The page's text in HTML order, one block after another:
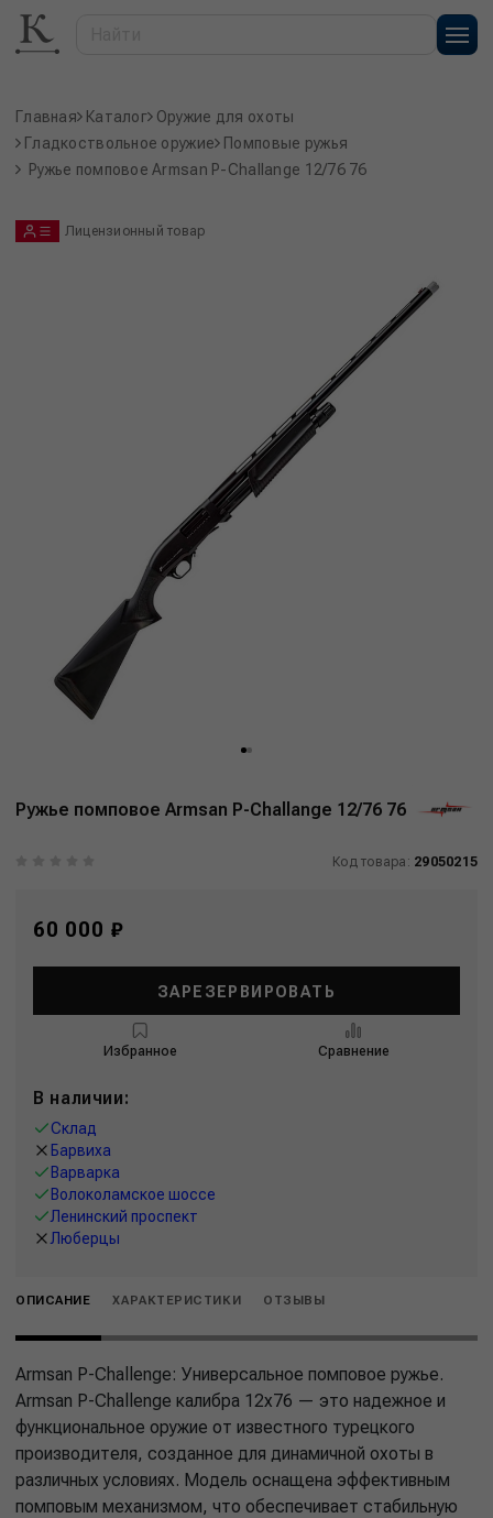
Главная Каталог Оружие для охоты
Гладкоствольное оружие
Помповые ружья
Ружье помповое Armsan P-Challange 12/76 76
Лицензионный товар
Ружье помповое Armsan P-Challange 12/76 76
Код товара: 29050215
60 000 ₽
ЗАРЕЗЕРВИРОВАТЬ
Избранное Сравнение
В наличии:
Склад
Барвиха
Варварка
Волоколамское шоссе
Ленинский проспект
Люберцы
ОПИСАНИЕ ХАРАКТЕРИСТИКИ ОТЗЫВЫ
Armsan P-Challenge: Универсальное помповое ружье.
Armsan P-Challenge калибра 12х76 — это надежное и
функциональное оружие от известного турецкого
производителя, созданное для динамичной охоты в
различных условиях. Модель оснащена эффективным
помповым механизмом, что обеспечивает стабильную